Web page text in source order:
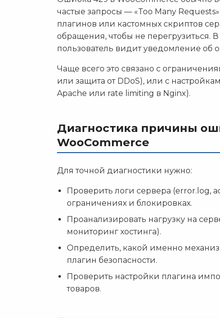
частые запросы — «Too Many
плагинов или кастомных скриптов
обращения, чтобы не перегрузиться.
пользователь видит уведомление об
Чаще всего это связано с
или защита от DDoS), или с
Apache или rate limiting в Nginx).
Диагностика причины
WooCommerce
Для точной диагностики нужно:
Проверить логи сервера (error.log,
ограничениях и блокировках.
Проанализировать нагрузку на
мониторинг хостинга).
Определить, какой именно
плагин безопасности.
Проверить настройки плагина
товаров.